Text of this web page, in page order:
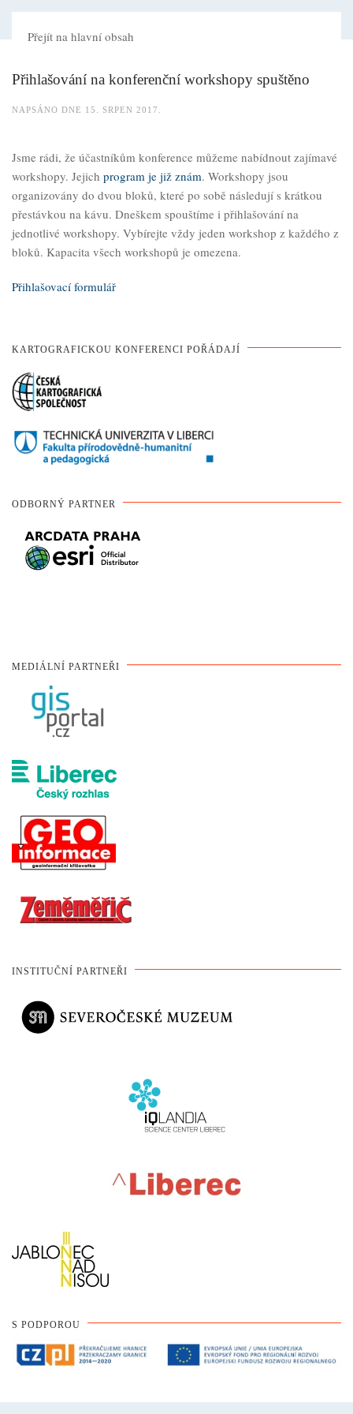
Přejít na hlavní obsah
Přihlašování na konferenční workshopy spuštěno
NAPSÁNO DNE 15. SRPEN 2017
Jsme rádi, že účastníkům konference můžeme nabídnout zajímavé
workshopy. Jejich program je již znám. Workshopy jsou
organizovány do dvou bloků, které po sobě následují s krátkou
přestávkou na kávu. Dneškem spouštíme i přihlašování na
jednotlivé workshopy. Vybírejte vždy jeden workshop z každého z
bloků. Kapacita všech workshopů je omezena.
Přihlašovací formulář
KARTOGRAFICKOU KONFERENCI POŘÁDAJÍ
ODBORNÝ PARTNER
MEDIÁLNÍ PARTNEŘI
INSTITUČNÍ PARTNEŘI
S PODPOROU